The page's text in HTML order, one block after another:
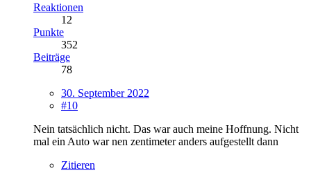
Reaktionen
12
Punkte
352
Beiträge
78
30. September 2022
#10
Nein tatsächlich nicht. Das war auch meine Hoffnung. Nicht
mal ein Auto war nen zentimeter anders aufgestellt dann
Zitieren